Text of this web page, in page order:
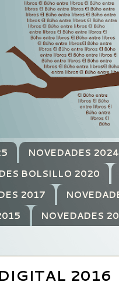
NOVEDADES 2024
BOLSILLO 2020
2017
NOVEDADES
2016